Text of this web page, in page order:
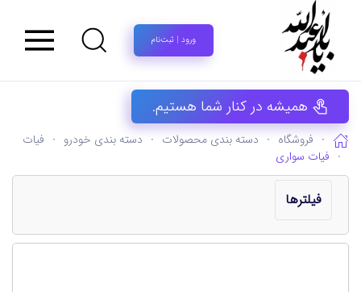
ورود | ثبت‌نام
همیشه در کنار شما هستیم.
فروشگاه دسته بندی محصولات دسته بندی خودرو
فیات
فیات سواری
فیلترها